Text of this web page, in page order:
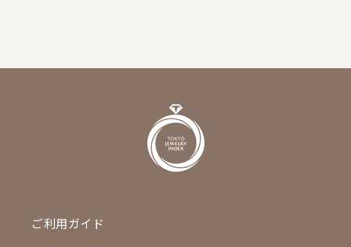
ご利用ガイド